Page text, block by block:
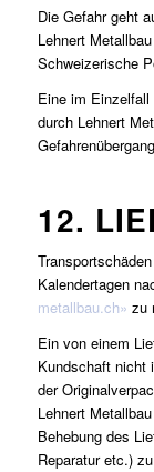
Die Gefahr geht
Lehnert
Schweizerische
Eine im Einzelfall
durch Lehnert
12.
Kalendertagen
metallbau.ch» zu
Ein von einem
Kundschaft nicht
der
Lehnert
Behebung des
Reparatur etc.)